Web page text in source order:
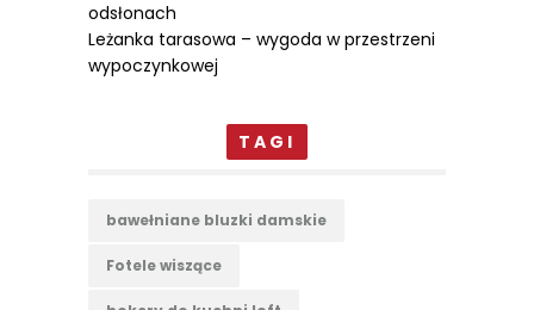
odsłonach
Leżanka tarasowa – wygoda w przestrzeni
wypoczynkowej
TAGI
bawełniane bluzki damskie
Fotele wiszące